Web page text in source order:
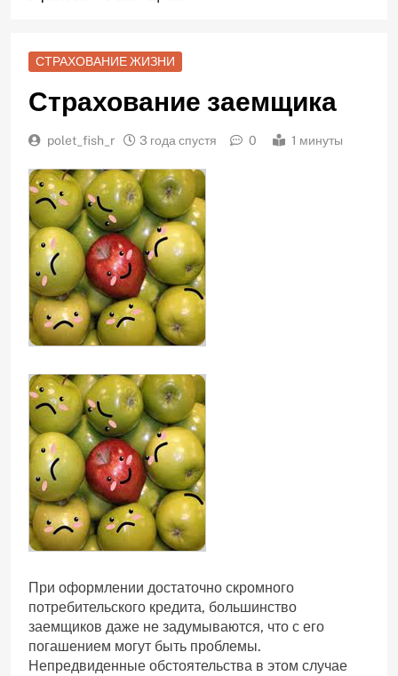
СТРАХОВАНИЕ ЖИЗНИ
Страхование заемщика
polet_fish_r 3 года спустя 0 1 минуты
При оформлении достаточно скромного
потребительского кредита, большинство
заемщиков даже не задумываются, что с его
погашением могут быть проблемы.
Непредвиденные обстоятельства в этом случае